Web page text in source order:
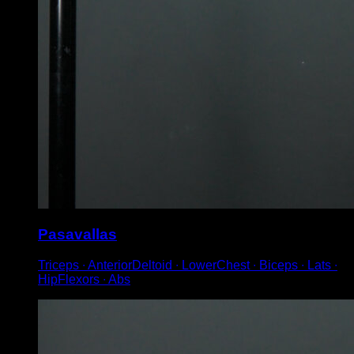
Pasavallas
Triceps ∙ AnteriorDeltoid ∙ LowerChest ∙ Biceps ∙ Lats ∙
HipFlexors ∙ Abs